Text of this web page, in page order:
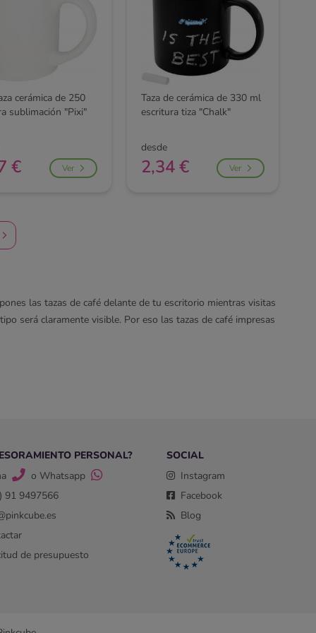
cerámica de 250
sublimación "Pixi"
€ Ver
Taza de cerámica de 330 ml
escritura tiza "Chalk"
desde
2,34 € Ver
las tazas de café delante de tu escritorio mientras visitas
será claramente visible. Por eso las tazas de café impresas
impresas con un logotipo consiguen captar la atención
PERSONAL?
o Whatsapp
91 9497566
de presupuesto
SOCIAL
Instagram
Facebook
Blog